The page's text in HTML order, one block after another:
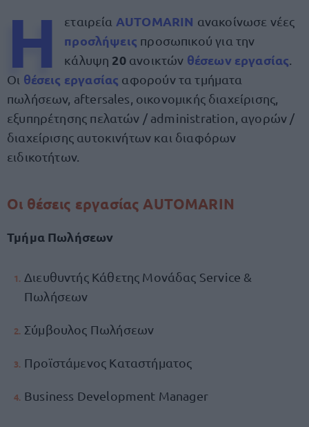
Η εταιρεία AUTOMARIN ανακοίνωσε νέες
προσλήψεις προσωπικού για την
κάλυψη 20 ανοικτών θέσεων εργασίας
Οι θέσεις εργασίας αφορούν τα τμήματα
πωλήσεων, aftersales, oικονομικής διαχείρισης,
εξυπηρέτησης πελατών / administration, αγορών /
διαχείρισης αυτοκινήτων και διαφόρων
ειδικοτήτων.
Οι θέσεις εργασίας AUTOMARIN
Τμήμα Πωλήσεων
Διευθυντής Κάθετης Μονάδας Service &
Πωλήσεων
Σύμβουλος Πωλήσεων
Προϊστάμενος Καταστήματος
Business Development Manager